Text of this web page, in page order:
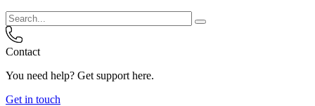
Contact
You need help? Get support here.
Get in touch